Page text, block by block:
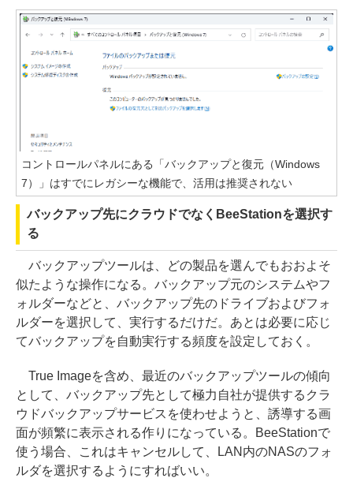
コントロールパネルにある「バックアップと復元（Windows
7）」はすでにレガシーな機能で、活用は推奨されない
バックアップ先にクラウドでなくBeeStationを選択す
る
バックアップツールは、どの製品を選んでもおおよそ
似たような操作になる。バックアップ元のシステムやフ
ォルダーなどと、バックアップ先のドライブおよびフォ
ルダーを選択して、実行するだけだ。あとは必要に応じ
てバックアップを自動実行する頻度を設定しておく。
True Imageを含め、最近のバックアップツールの傾向
として、バックアップ先として極力自社が提供するクラ
ウドバックアップサービスを使わせようと、誘導する画
面が頻繁に表示される作りになっている。BeeStationで
使う場合、これはキャンセルして、LAN内のNASのフォ
ルダを選択するようにすればいい。